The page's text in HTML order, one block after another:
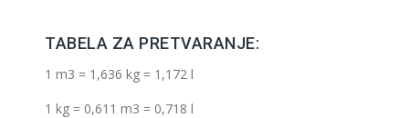
TABELA ZA PRETVARANJE:
1 m3 = 1,636 kg = 1,172 l
1 kg = 0,611 m3 = 0,718 l